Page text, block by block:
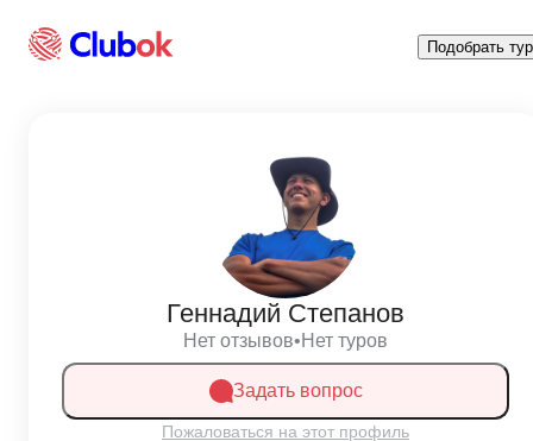
Подобрать тур
Геннадий Степанов
Нет отзывов•Нет туров
Задать вопрос
Пожаловаться на этот профиль